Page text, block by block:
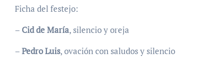
Ficha del festejo:
– Cid de María, silencio y oreja
–Pedro Luis, ovación con saludos y silencio